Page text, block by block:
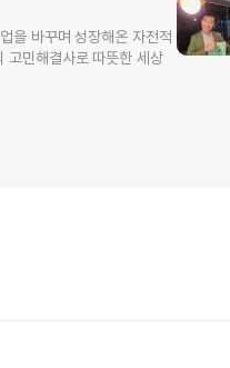
을 바꾸며 성장해온 자전적
고민해결사로 따뜻한 세상